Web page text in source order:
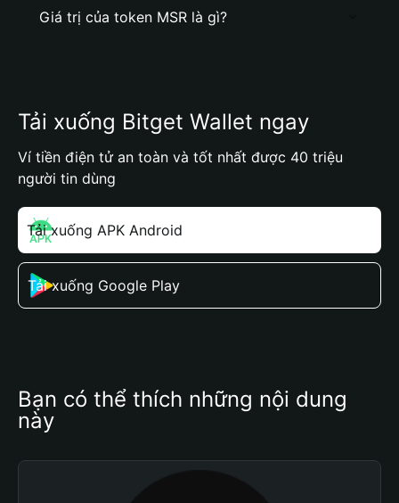
Giá trị của token MSR là gì?
Tải xuống Bitget Wallet ngay
Ví tiền điện tử an toàn và tốt nhất được 40 triệu
người tin dùng
Tải xuống APK Android
Tải xuống Google Play
Bạn có thể thích những nội dung
này